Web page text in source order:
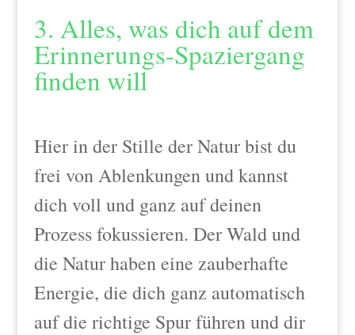
3. Alles, was dich auf dem
Erinnerungs-Spaziergang
finden will
Hier in der Stille der Natur bist du
frei von Ablenkungen und kannst
dich voll und ganz auf deinen
Prozess fokussieren. Der Wald und
die Natur haben eine zauberhafte
Energie, die dich ganz automatisch
auf die richtige Spur führen und dir